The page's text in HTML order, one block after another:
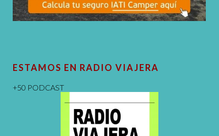
ESTAMOS EN RADIO VIAJERA
+50 PODCAST